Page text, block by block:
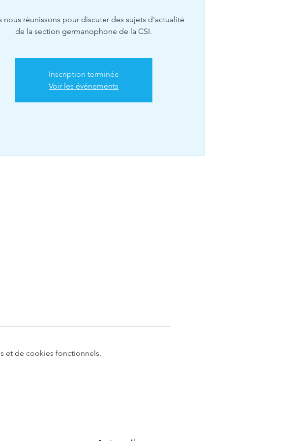
nous réunissons pour discuter des sujets d'actualité
de la section germanophone de la CSI.
Inscription terminée
Voir les événements
et de cookies fonctionnels.